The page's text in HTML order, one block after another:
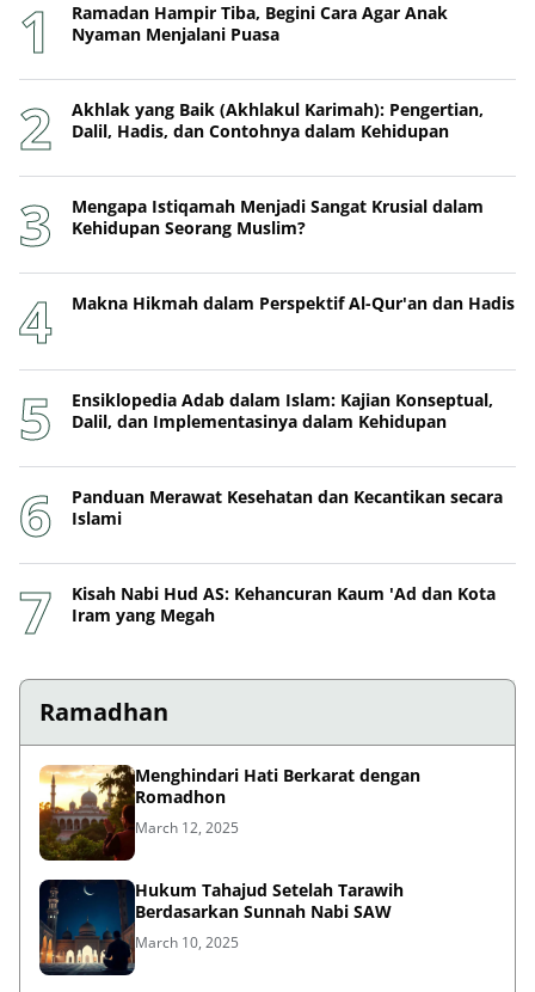
Ramadan Hampir Tiba, Begini Cara Agar Anak
Nyaman Menjalani Puasa
Akhlak yang Baik (Akhlakul Karimah): Pengertian,
Dalil, Hadis, dan Contohnya dalam Kehidupan
Mengapa Istiqamah Menjadi Sangat Krusial dalam
Kehidupan Seorang Muslim?
Makna Hikmah dalam Perspektif Al-Qur'an dan Hadis
Ensiklopedia Adab dalam Islam: Kajian Konseptual,
Dalil, dan Implementasinya dalam Kehidupan
Panduan Merawat Kesehatan dan Kecantikan secara
Islami
Kisah Nabi Hud AS: Kehancuran Kaum 'Ad dan Kota
Iram yang Megah
Ramadhan
Menghindari Hati Berkarat dengan
Romadhon
March 12, 2025
Hukum Tahajud Setelah Tarawih
Berdasarkan Sunnah Nabi SAW
March 10, 2025